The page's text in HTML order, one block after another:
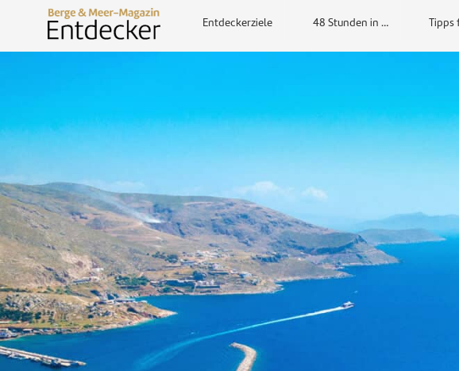
Entdeckerziele 48 Stunden in …